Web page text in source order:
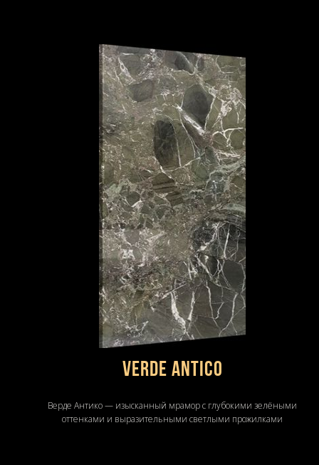
Verde Antico
Верде Антико — изысканный мрамор с глубокими зелёными
оттенками и выразительными светлыми прожилками